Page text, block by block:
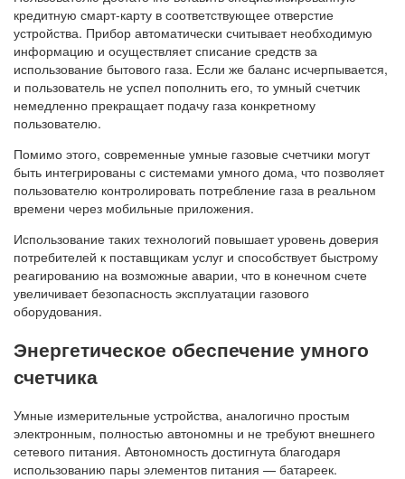
кредитную смарт-карту в соответствующее отверстие
устройства. Прибор автоматически считывает необходимую
информацию и осуществляет списание средств за
использование бытового газа. Если же баланс исчерпывается,
и пользователь не успел пополнить его, то умный счетчик
немедленно прекращает подачу газа конкретному
пользователю.
Помимо этого, современные умные газовые счетчики могут
быть интегрированы с системами умного дома, что позволяет
пользователю контролировать потребление газа в реальном
времени через мобильные приложения.
Использование таких технологий повышает уровень доверия
потребителей к поставщикам услуг и способствует быстрому
реагированию на возможные аварии, что в конечном счете
увеличивает безопасность эксплуатации газового
оборудования.
Энергетическое обеспечение умного
счетчика
Умные измерительные устройства, аналогично простым
электронным, полностью автономны и не требуют внешнего
сетевого питания. Автономность достигнута благодаря
использованию пары элементов питания — батареек.